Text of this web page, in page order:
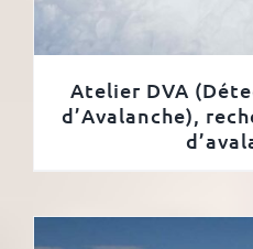
Atelier DVA
d’Avalanche),